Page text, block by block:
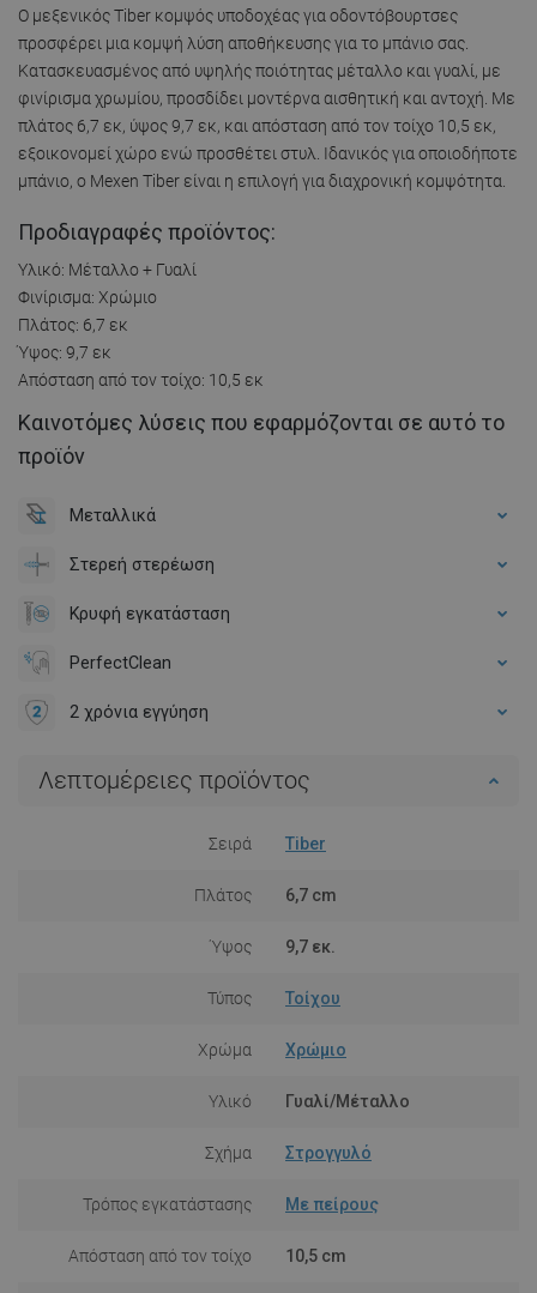
Ο μεξενικός Tiber κομψός υποδοχέας για οδοντόβουρτσες
προσφέρει μια κομψή λύση αποθήκευσης για το μπάνιο σας.
Κατασκευασμένος από υψηλής ποιότητας μέταλλο και γυαλί, με
φινίρισμα χρωμίου, προσδίδει μοντέρνα αισθητική και αντοχή. Με
πλάτος 6,7 εκ, ύψος 9,7 εκ, και απόσταση από τον τοίχο 10,5 εκ,
εξοικονομεί χώρο ενώ προσθέτει στυλ. Ιδανικός για οποιοδήποτε
μπάνιο, ο Mexen Tiber είναι η επιλογή για διαχρονική κομψότητα.
Προδιαγραφές προϊόντος:
Υλικό: Μέταλλο + Γυαλί
Φινίρισμα: Χρώμιο
Πλάτος: 6,7 εκ
Ύψος: 9,7 εκ
Απόσταση από τον τοίχο: 10,5 εκ
Καινοτόμες λύσεις που εφαρμόζονται σε αυτό το
προϊόν
Μεταλλικά
Στερεή στερέωση
Κρυφή εγκατάσταση
PerfectClean
2 χρόνια εγγύηση
Λεπτομέρειες προϊόντος
Σειρά Tiber
Πλάτος 6,7 cm
Ύψος 9,7 εκ.
Τύπος Τοίχου
Χρώμα Χρώμιο
Υλικό Γυαλί/Μέταλλο
Σχήμα Στρογγυλό
Τρόπος εγκατάστασης Με πείρους
Απόσταση από τον τοίχο 10,5 cm